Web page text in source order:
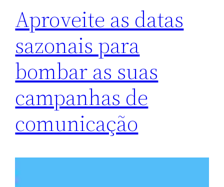
Aproveite as datas
sazonais para
bombar as suas
campanhas de
comunicação